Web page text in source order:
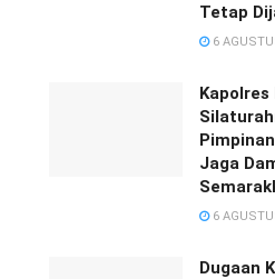
Tetap
6
Jaga
6
Dugaan